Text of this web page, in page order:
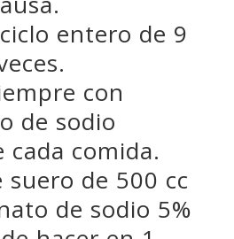
entero de 9
con
de sodio
cada comida.
suero de 500 cc
de sodio 5%